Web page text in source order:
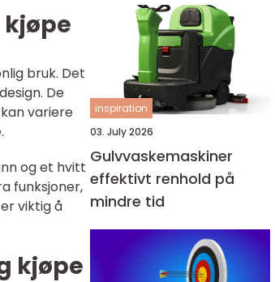
bruk. Det
De
variere
og et hvitt
funksjoner,
viktig å
kjøpe
inspiration
03. July 2026
Gulvvaskemaskiner
effektivt renhold på
mindre tid